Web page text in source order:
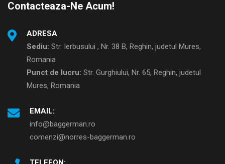
Contacteaza-Ne Acum!
ADRESA
Sediu: Str. Ierbusului , Nr. 38 B, Reghin, judetul Mures,
Romania
Punct de lucru: Str. Gurghiului, Nr. 65, Reghin, judetul
Mures, Romania
EMAIL:
info@baggerman.ro
comenzi@norres-baggerman.ro